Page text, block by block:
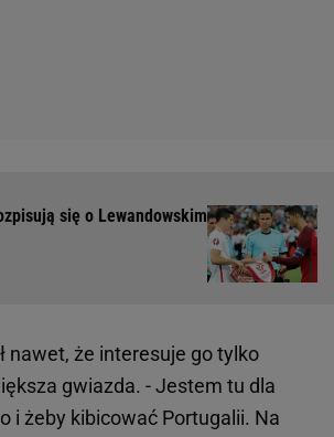
się o Lewandowskim
nawet, że interesuje go tylko
gwiazda. - Jestem tu dla
i żeby kibicować Portugalii. Na